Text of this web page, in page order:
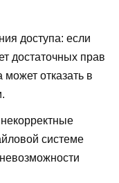
доступа: если
достаточных прав
отказать в
системе